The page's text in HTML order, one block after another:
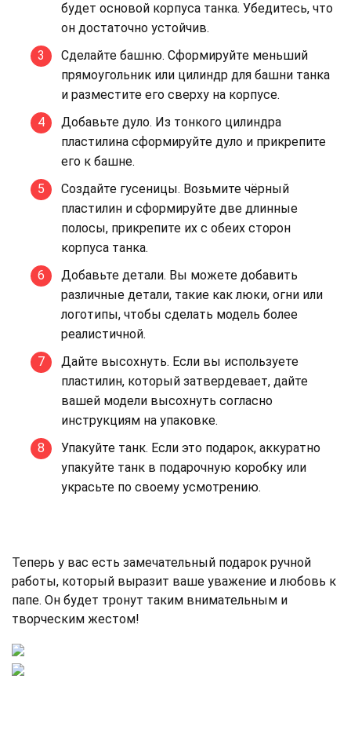
будет основой корпуса танка. Убедитесь, что
он достаточно устойчив.
Сделайте башню. Сформируйте меньший
прямоугольник или цилиндр для башни танка
и разместите его сверху на корпусе.
Добавьте дуло. Из тонкого цилиндра
пластилина сформируйте дуло и прикрепите
его к башне.
Создайте гусеницы. Возьмите чёрный
пластилин и сформируйте две длинные
полосы, прикрепите их с обеих сторон
корпуса танка.
Добавьте детали. Вы можете добавить
различные детали, такие как люки, огни или
логотипы, чтобы сделать модель более
реалистичной.
Дайте высохнуть. Если вы используете
пластилин, который затвердевает, дайте
вашей модели высохнуть согласно
инструкциям на упаковке.
Упакуйте танк. Если это подарок, аккуратно
упакуйте танк в подарочную коробку или
украсьте по своему усмотрению.
Теперь у вас есть замечательный подарок ручной
работы, который выразит ваше уважение и любовь к
папе. Он будет тронут таким внимательным и
творческим жестом!